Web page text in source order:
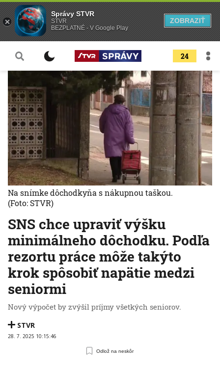
24
SNS chce upraviť výšku
minimálneho dôchodku. Podľa
rezortu práce môže takýto
krok spôsobiť napätie medzi
seniormi
Nový výpočet by zvýšil príjmy všetkých seniorov.
STVR
28. 7. 2025 10:15:46
Odlož na neskôr
Na snímke dôchodkyňa s nákupnou taškou.
(Foto: STVR)
Správy STVR
STVR
BEZPLATNÉ - V Google Play
ZOBRAZIŤ